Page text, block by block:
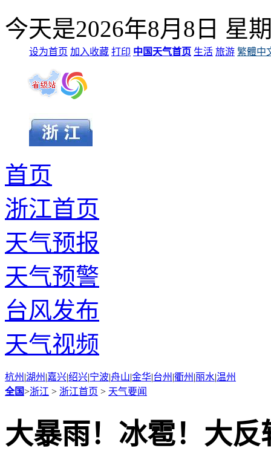
今天是2026年8月8日 星
设为首页 加入收藏 打印 中国天气首页 生活 旅游 繁體中
首页
浙江首页
天气预报
天气预警
台风发布
天气视频
杭州 |湖州 |嘉兴|绍兴|宁波|舟山|金华|台州 |衢州 |丽水|温州
全国>浙江 > 浙江首页 > 天气要闻
大暴雨！冰雹！大